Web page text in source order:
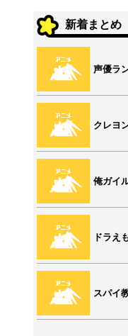
新着まとめ
声優ラ
クレヨ
俺ガイ
ドラえ
スパイ